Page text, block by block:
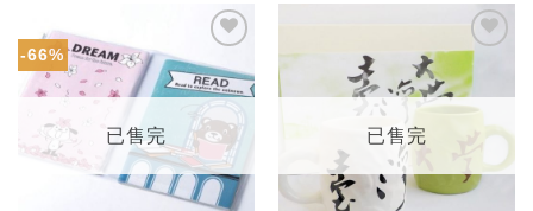
-66%
加入
「願
望輕
已售完
加入
望輕
已售完